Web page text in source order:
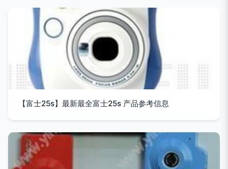
【富士25s】最新最全富士25s 产品参考信息